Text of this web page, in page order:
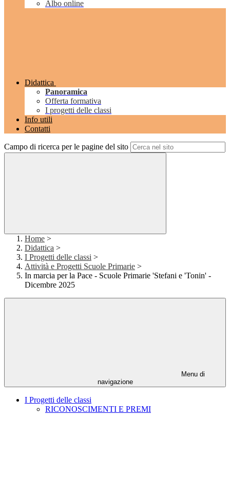
Albo online
Didattica
Panoramica
Offerta formativa
I progetti delle classi
Info utili
Contatti
Campo di ricerca per le pagine del sito
Home >
Didattica >
I Progetti delle classi >
Attività e Progetti Scuole Primarie >
In marcia per la Pace - Scuole Primarie 'Stefani e 'Tonin' -
Dicembre 2025
Menu di
navigazione
I Progetti delle classi
RICONOSCIMENTI E PREMI